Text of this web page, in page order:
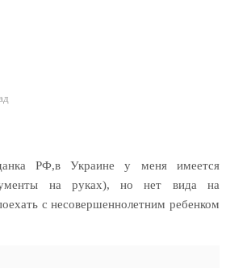
РФ,в Украине у меня имеется
на руках), но нет вида на
с несовершеннолетним ребенком